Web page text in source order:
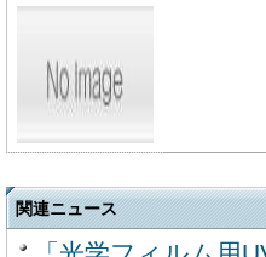
関連ニュース